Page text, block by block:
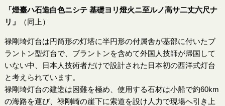
「燈臺ハ石造白色ニシテ 基礎ヨリ燈火ニ至ルノ高サ二丈六尺ナ
リ」
（同上）
禄剛埼灯台は円筒形の灯塔に半円形の付属舎が基部に付いたブ
ラントン型灯台で、ブラントンを含めて外国人技師が帰国して
いない中、日本人技術者だけで設計された日本初の西洋式灯台
と考えられています。
禄剛埼灯台の建造は困難を極め、使用する石材は小船で約60km
の海路を運び、禄剛崎の崖下に索道を設け人力で現場へ引き上